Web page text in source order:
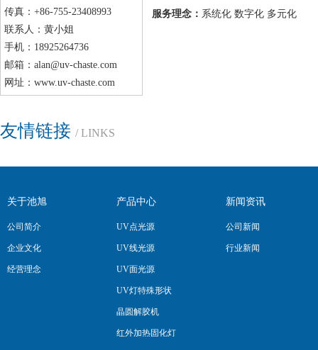
传真：+86-755-23408993
联系人：黄小姐
手机：18925264736
邮箱：alan@uv-chaste.com
网址：www.uv-chaste.com
服务理念： 系统化 数字化 多元化
友情链接 / LINKS
关于池旭
公司简介
企业文化
经营理念
产品中心
UV点光源
UV线光源
UV面光源
UV灯特殊形状
晶圆解胶机
红外加热固化灯
新闻资讯
公司新闻
行业新闻